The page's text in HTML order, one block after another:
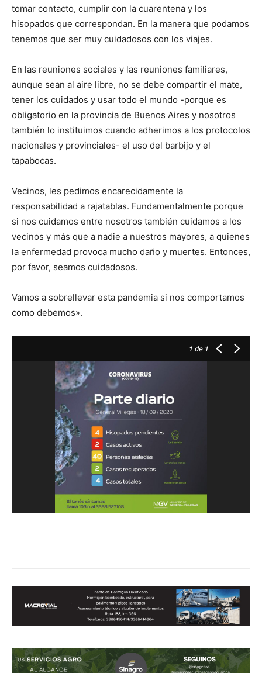
tomar contacto, cumplir con la cuarentena y los
hisopados que correspondan. En la manera que podamos
tenemos que ser muy cuidadosos con los viajes.
En las reuniones sociales y las reuniones familiares,
aunque sean al aire libre, no se debe compartir el mate,
tener los cuidados y usar todo el mundo -porque es
obligatorio en la provincia de Buenos Aires y nosotros
también lo instituimos cuando adherimos a los protocolos
nacionales y provinciales- el uso del barbijo y el
tapabocas.
Vecinos, les pedimos encarecidamente la
responsabilidad a rajatablas. Fundamentalmente porque
si nos cuidamos entre nosotros también cuidamos a los
vecinos y más que a nadie a nuestros mayores, a quienes
la enfermedad provoca mucho daño y muertes. Entonces,
por favor, seamos cuidadosos.
Vamos a sobrellevar esta pandemia si nos comportamos
como debemos».
1 de 1